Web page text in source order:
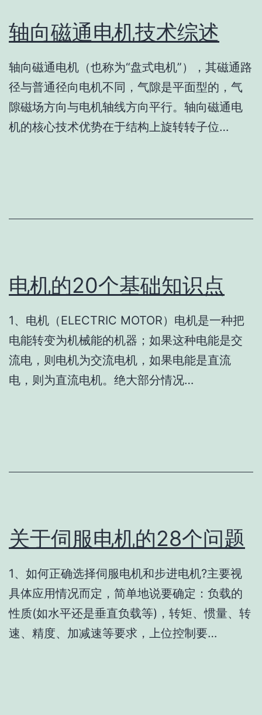
轴向磁通电机技术综述
轴向磁通电机（也称为“盘式电机”），其磁通路
径与普通径向电机不同，气隙是平面型的，气
隙磁场方向与电机轴线方向平行。轴向磁通电
机的核心技术优势在于结构上旋转转子位…
​电机的20个基础知识点
1、电机（ELECTRIC MOTOR）电机是一种把
电能转变为机械能的机器；如果这种电能是交
流电，则电机为交流电机，如果电能是直流
电，则为直流电机。绝大部分情况…
关于伺服电机的28个问题
1、如何正确选择伺服电机和步进电机?主要视
具体应用情况而定，简单地说要确定：负载的
性质(如水平还是垂直负载等)，转矩、惯量、转
速、精度、加减速等要求，上位控制要…